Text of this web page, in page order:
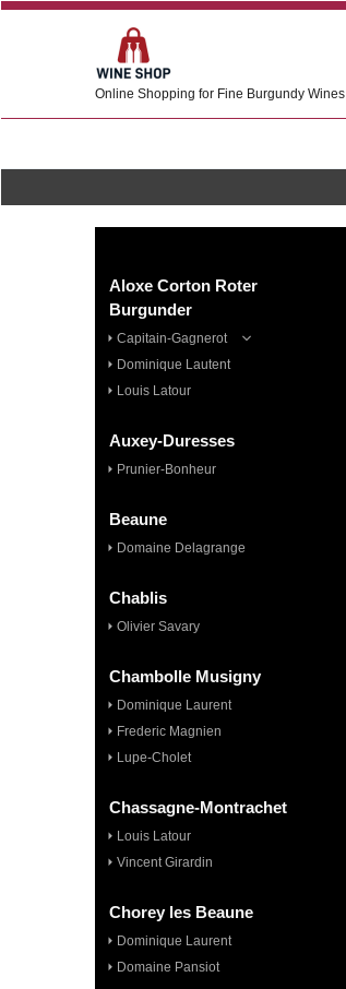
Online Shopping for Fine Burgundy Wines
Aloxe Corton Roter
Burgunder
Capitain-Gagnerot
Dominique Lautent
Louis Latour
Auxey-Duresses
Prunier-Bonheur
Beaune
Domaine Delagrange
Chablis
Olivier Savary
Chambolle Musigny
Dominique Laurent
Frederic Magnien
Lupe-Cholet
Chassagne-Montrachet
Louis Latour
Vincent Girardin
Chorey les Beaune
Dominique Laurent
Domaine Pansiot